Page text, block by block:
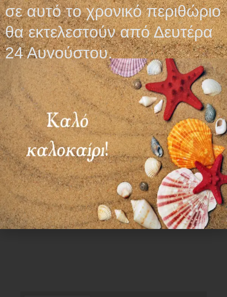
Ωράριο λειτουργίας
ΕΙΔΙΚΟ ΘΕΡΙΝΟ ΩΡΑΡΙΟ
ΔΕΥ-ΠΑΡ: 09:00-14:30
ΣΑΒ – ΚΥΡ: ΚΛΕΙΣΤΑ
Χρήσιμα Links
Όροι Χρήσης
Πολιτική απορρήτου
Τρόποι πληρωμής
Τρόποι αποστολής
σε αυτό το χρονικό περιθώριο
θα εκτελεστούν από Δευτέρα
24 Αυγούστου.